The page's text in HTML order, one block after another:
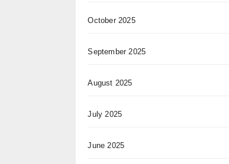
October 2025
September 2025
August 2025
July 2025
June 2025